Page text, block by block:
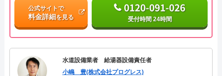
公式サイトで
料金詳細を見る
0120-091-026
受付時間 24時間
水道設備業者 給湯器設備責任者
小嶋 豊(株式会社プログレス)